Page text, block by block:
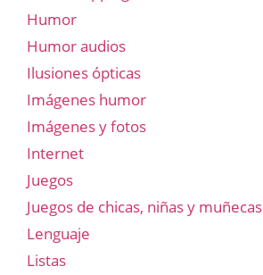
Humor
Humor audios
Ilusiones ópticas
Imágenes humor
Imágenes y fotos
Internet
Juegos
Juegos de chicas, niñas y muñecas
Lenguaje
Listas